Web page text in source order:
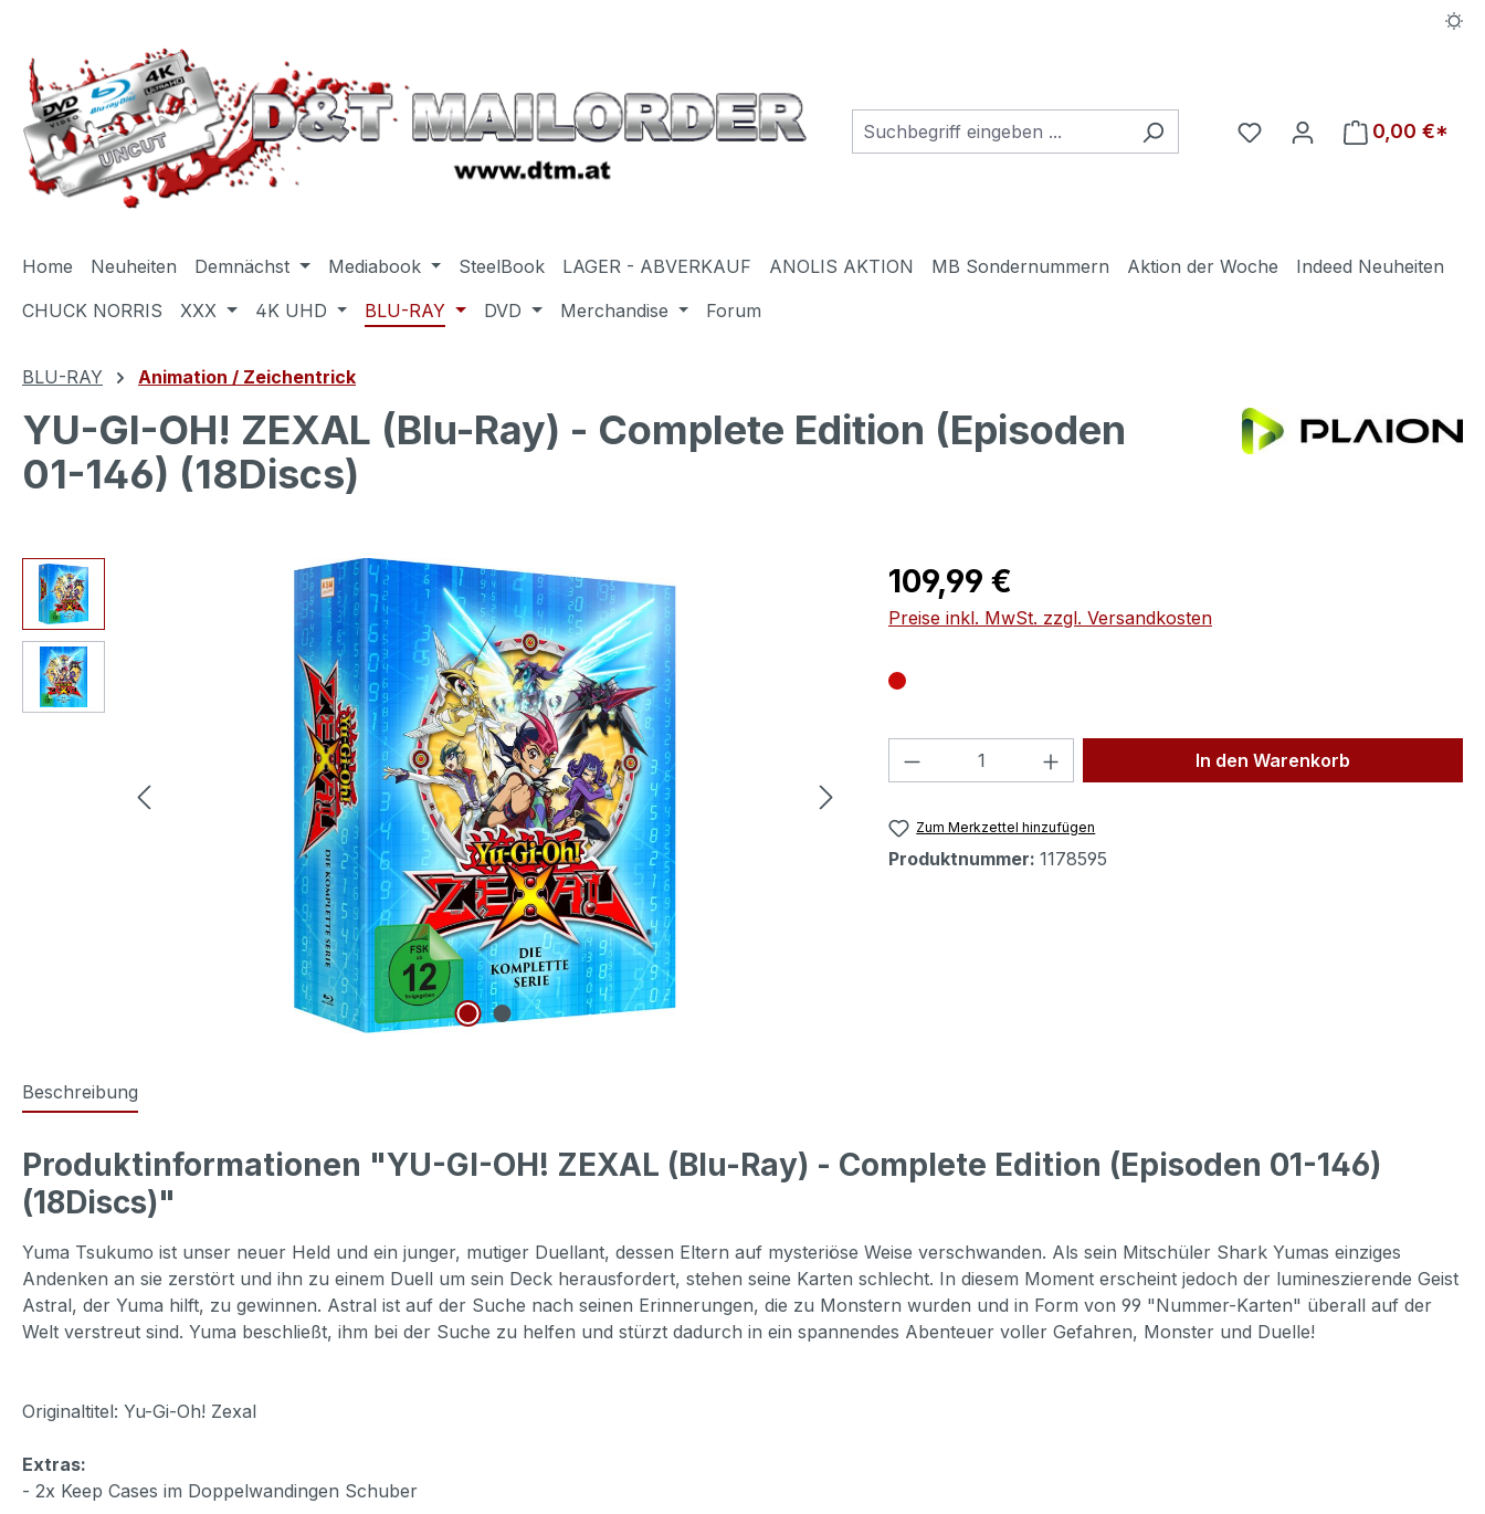
Du hast 0 Produkte auf
0,00 €*
Home Neuheiten Demnächst Mediabook SteelBook LAGER - ABVERKAUF ANOLIS AKTION MB Sondernummern Aktion der Woche
Indeed Neuheiten
CHUCK NORRIS
XXX 4K UHD BLU-RAY DVD Merchandise Forum
BLU-RAY Animation / Zeichentrick
YU-GI-OH! ZEXAL (Blu-Ray) - Complete Edition (Episoden
01-146) (18Discs)
Bildergalerie überspringen Regulärer Preis:
109,99 €
Preise inkl. MwSt. zzgl. Versandkosten
Produkt Anzahl: Gib den gewünschten Wert
In den Warenkorb
Zum Merkzettel hinzufügen
Produktnummer: 1178595
Beschreibung
Produktinformationen "YU-GI-OH! ZEXAL (Blu-Ray) - Complete Edition (Episoden 01-146)
(18Discs)"
Yuma Tsukumo ist unser neuer Held und ein junger, mutiger Duellant, dessen Eltern auf mysteriöse Weise verschwanden. Als sein Mitschüler Shark Yumas einziges
Andenken an sie zerstört und ihn zu einem Duell um sein Deck herausfordert, stehen seine Karten schlecht. In diesem Moment erscheint jedoch der lumineszierende Geist
Astral, der Yuma hilft, zu gewinnen. Astral ist auf der Suche nach seinen Erinnerungen, die zu Monstern wurden und in Form von 99 "Nummer-Karten" überall auf der
Welt verstreut sind. Yuma beschließt, ihm bei der Suche zu helfen und stürzt dadurch in ein spannendes Abenteuer voller Gefahren, Monster und Duelle!
Originaltitel: Yu-Gi-Oh! Zexal
Extras:
- 2x Keep Cases im Doppelwandingen Schuber